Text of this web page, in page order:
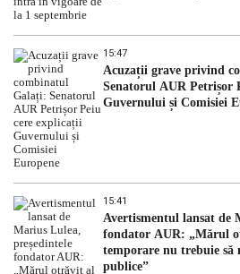
15:47
Acuzații grave privind
Senatorul AUR Petrișor
Guvernului și Comisiei
15:41
Avertismentul lansat de
fondator AUR: „Mărul
temporare nu trebuie să
publice”